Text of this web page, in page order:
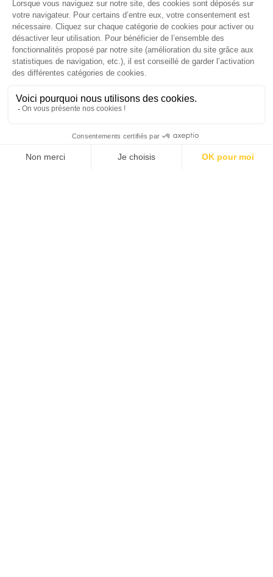
Économie 2025 | La grande interview de Marc
Gomes, CEO France & Chief People Officer
EMEA chez The Adecco Group
J'ACHÈTE LE NUMÉRO
JE M'ABONNE 1 AN - 4 NUM.